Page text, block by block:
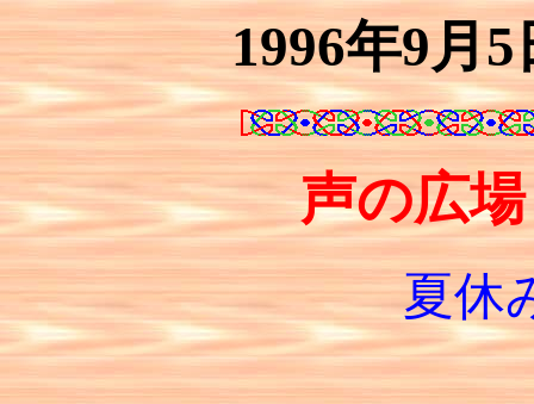
1996年9月
声の広
夏休